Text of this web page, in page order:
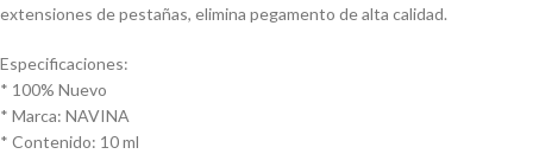
extensiones de pestañas, elimina pegamento de alta calidad.
Especificaciones:
* 100% Nuevo
* Marca: NAVINA
* Contenido: 10 ml